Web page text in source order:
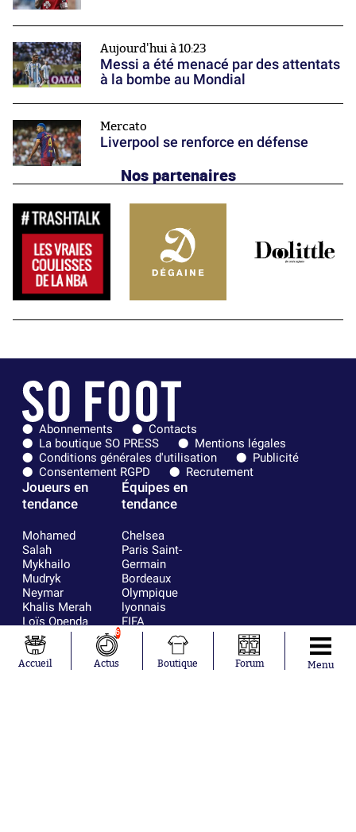
Aujourd'hui à 10:23
Messi a été menacé par des attentats
à la bombe au Mondial
Mercato
Liverpool se renforce en défense
Nos partenaires
Abonnements
Contacts
La boutique SO PRESS
Mentions légales
Conditions générales d'utilisation
Publicité
Consentement RGPD
Recrutement
Joueurs en
tendance
Mohamed
Salah
Mykhailo
Mudryk
Neymar
Khalis Merah
Loïs Openda
Moussa
Niakhaté
Nicolás
Équipes en
tendance
Chelsea
Paris Saint-
Germain
Bordeaux
Olympique
lyonnais
FIFA
Real Madrid
RC Strasbourg
AC Milan
Accueil
6
Actus Boutique Forum Menu